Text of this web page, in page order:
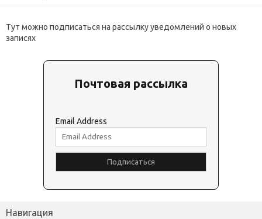
Тут можно подписаться на рассылку уведомлений о новых
записях
Почтовая рассылка
Email Address
Навигация